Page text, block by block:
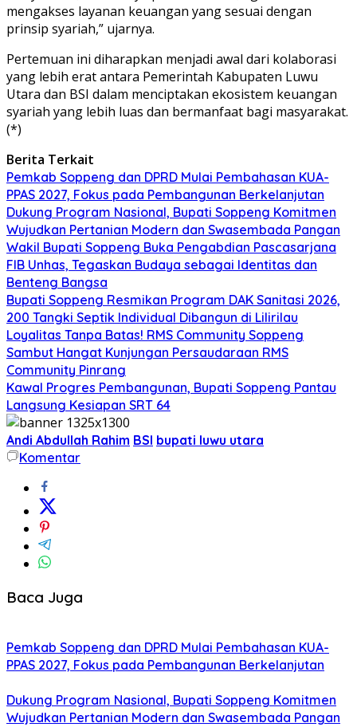
mengakses layanan keuangan yang sesuai dengan
prinsip syariah,” ujarnya.
Pertemuan ini diharapkan menjadi awal dari kolaborasi
yang lebih erat antara Pemerintah Kabupaten Luwu
Utara dan BSI dalam menciptakan ekosistem keuangan
syariah yang lebih luas dan bermanfaat bagi masyarakat.
(*)
Berita Terkait
Pemkab Soppeng dan DPRD Mulai Pembahasan KUA-
PPAS 2027, Fokus pada Pembangunan Berkelanjutan
Dukung Program Nasional, Bupati Soppeng Komitmen
Wujudkan Pertanian Modern dan Swasembada Pangan
Wakil Bupati Soppeng Buka Pengabdian Pascasarjana
FIB Unhas, Tegaskan Budaya sebagai Identitas dan
Benteng Bangsa
Bupati Soppeng Resmikan Program DAK Sanitasi 2026,
200 Tangki Septik Individual Dibangun di Lilirilau
Loyalitas Tanpa Batas! RMS Community Soppeng
Sambut Hangat Kunjungan Persaudaraan RMS
Community Pinrang
Kawal Progres Pembangunan, Bupati Soppeng Pantau
Langsung Kesiapan SRT 64
Andi Abdullah Rahim BSI bupati luwu utara
Komentar
Baca Juga
Pemkab Soppeng dan DPRD Mulai Pembahasan KUA-
PPAS 2027, Fokus pada Pembangunan Berkelanjutan
Dukung Program Nasional, Bupati Soppeng Komitmen
Wujudkan Pertanian Modern dan Swasembada Pangan